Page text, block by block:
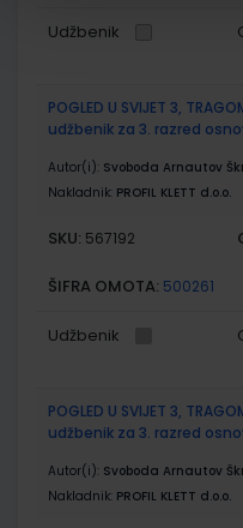
Udžbenik
POGLED U SVIJET 3,
udžbenik za 3. razred
Autor(i): Svoboda Arnautov
Nakladnik: PROFIL KLETT d.o.o.
SKU: 567192
ŠIFRA OMOTA: 500261
Udžbenik
POGLED U SVIJET 3,
udžbenik za 3. razred
Autor(i): Svoboda Arnautov
Nakladnik: PROFIL KLETT d.o.o.